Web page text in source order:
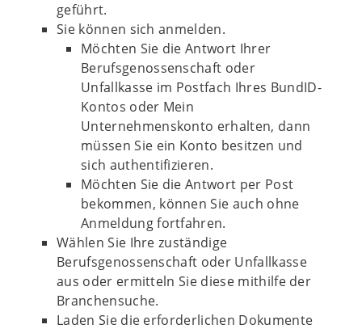
geführt.
Sie können sich anmelden.
Möchten Sie die Antwort Ihrer
Berufsgenossenschaft oder
Unfallkasse im Postfach Ihres BundID-
Kontos oder Mein
Unternehmenskonto erhalten, dann
müssen Sie ein Konto besitzen und
sich authentifizieren.
Möchten Sie die Antwort per Post
bekommen, können Sie auch ohne
Anmeldung fortfahren.
Wählen Sie Ihre zuständige
Berufsgenossenschaft oder Unfallkasse
aus oder ermitteln Sie diese mithilfe der
Branchensuche.
Laden Sie die erforderlichen Dokumente